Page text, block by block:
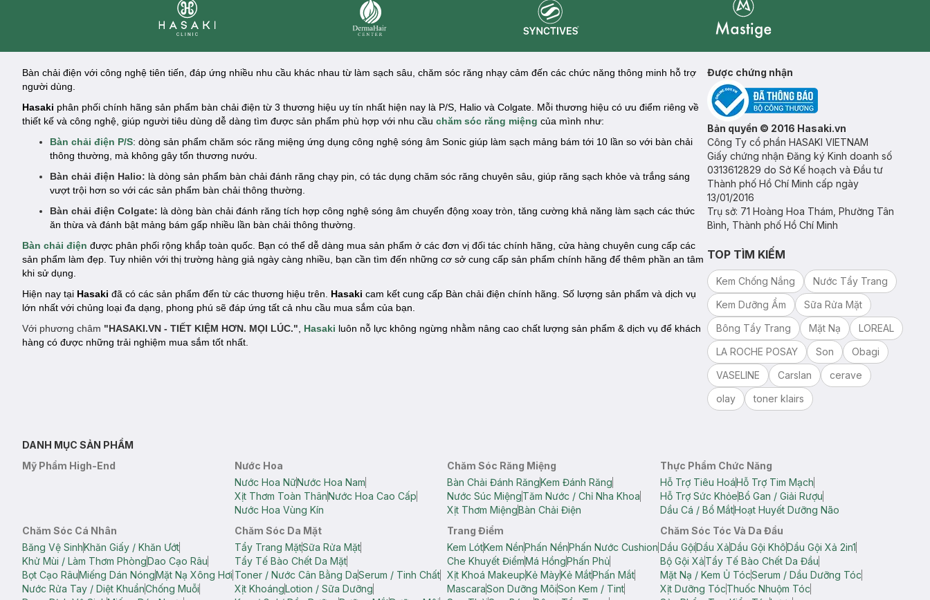
Bàn chải điện với công nghệ tiên tiến, đáp ứng nhiều nhu cầu khác nhau từ làm sạch sâu, chăm sóc răng nhạy cảm đến các chức năng thông minh hỗ trợ
người dùng.
Hasaki phân phối chính hãng sản phẩm bàn chải điện từ 3 thương hiệu uy tín nhất hiện nay là P/S, Halio và Colgate. Mỗi thương hiệu có ưu điểm riêng về
thiết kế và công nghệ, giúp người tiêu dùng dễ dàng tìm được sản phẩm phù hợp với nhu cầu chăm sóc răng miệng của mình như:
Bàn chải điện P/S: dòng sản phẩm chăm sóc răng miệng ứng dụng công nghệ sóng âm Sonic giúp làm sạch mảng bám tới 10 lần so với bàn chải
thông thường, mà không gây tổn thương nướu.
Bàn chải điện Halio: là dòng sản phẩm bàn chải đánh răng chạy pin, có tác dụng chăm sóc răng chuyên sâu, giúp răng sạch khỏe và trắng sáng
vượt trội hơn so với các sản phẩm bàn chải thông thường.
Bàn chải điện Colgate: là dòng bàn chải đánh răng tích hợp công nghệ sóng âm chuyển động xoay tròn, tăng cường khả năng làm sạch các thức
ăn thừa và đánh bật mảng bám gấp nhiều lần bàn chải thông thường.
Bàn chải điện được phân phối rộng khắp toàn quốc. Bạn có thể dễ dàng mua sản phẩm ở các đơn vị đối tác chính hãng, cửa hàng chuyên cung cấp các
sản phẩm làm đẹp. Tuy nhiên với thị trường hàng giả ngày càng nhiều, bạn cần tìm đến những cơ sở cung cấp sản phẩm chính hãng để thêm phần an tâm
khi sử dụng.
Hiện nay tại Hasaki đã có các sản phẩm đến từ các thương hiệu trên. Hasaki cam kết cung cấp Bàn chải điện chính hãng. Số lượng sản phẩm và dịch vụ
lớn nhất với chủng loại đa dạng, phong phú sẽ đáp ứng tất cả nhu cầu mua sắm của bạn.
Với phương châm "HASAKI.VN - TIẾT KIỆM HƠN. MỌI LÚC." Hasaki luôn nỗ lực không ngừng nhằm nâng cao chất lượng sản phẩm & dịch vụ để khách
hàng có được những trải nghiệm mua sắm tốt nhất.
Được chứng nhận
Bản quyền © 2016 Hasaki.vn
Công Ty cổ phần HASAKI VIETNAM
Giấy chứng nhận Đăng ký Kinh doanh số
0313612829 do Sở Kế hoạch và Đầu tư
Thành phố Hồ Chí Minh cấp ngày
13/01/2016
Trụ sở: 71 Hoàng Hoa Thám, Phường Tân
Bình, Thành phố Hồ Chí Minh
TOP TÌM KIẾM
Kem Chống Nắng
Nước Tẩy Trang
Kem Dưỡng Ẩm
Sữa Rửa Mặt
Bông Tẩy Trang
Mặt Nạ
LOREAL
LA ROCHE POSAY
Son
Obagi
VASELINE
Carslan
cerave
olay
toner klairs
DANH MỤC SẢN PHẨM
Mỹ Phẩm High-End
Nước Hoa
Nước Hoa NữNước Hoa Nam
Xịt Thơm Toàn ThânNước Hoa Cao Cấp
Nước Hoa Vùng Kín
Chăm Sóc Răng Miệng
Bàn Chải Đánh RăngKem Đánh Răng
Nước Súc MiệngTăm Nước / Chỉ Nha Khoa
Xịt Thơm MiệngBàn Chải Điện
Thực Phẩm Chức Năng
Hỗ Trợ Tiêu HoáHỗ Trợ Tim Mạch
Hỗ Trợ Sức KhỏeBổ Gan / Giải Rượu
Dầu Cá / Bổ MắtHoạt Huyết Dưỡng Não
Chăm Sóc Cá Nhân
Băng Vệ SinhKhăn Giấy / Khăn Ướt
Khử Mùi / Làm Thơm PhòngDao Cạo Râu
Bọt Cạo RâuMiếng Dán NóngMặt Nạ Xông Hơi
Nước Rửa Tay / Diệt KhuẩnChống Muỗi
Chăm Sóc Da Mặt
Tẩy Trang MặtSữa Rửa Mặt
Tẩy Tế Bào Chết Da Mặt
Toner / Nước Cân Bằng DaSerum / Tinh Chất
Xịt KhoángLotion / Sữa Dưỡng
Trang Điểm
Kem LótKem NềnPhấn NềnPhấn Nước Cushion
Che Khuyết ĐiểmMá HồngPhấn Phủ
Xịt Khoá MakeupKẻ MàyKẻ MắtPhấn Mắt
MascaraSon Dưỡng MôiSon Kem / Tint
Chăm Sóc Tóc Và Da Đầu
Dầu GộiDầu XảDầu Gội KhôDầu Gội Xả 2in1
Bộ Gội XảTẩy Tế Bào Chết Da Đầu
Mặt Nạ / Kem Ủ TócSerum / Dầu Dưỡng Tóc
Xịt Dưỡng TócThuốc Nhuộm Tóc